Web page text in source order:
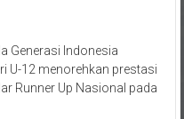
U-12 menorehkan prestasi
Runner Up Nasional pada